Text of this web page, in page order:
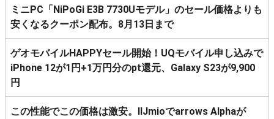
ミニPC「NiPoGi E3B 7730Uモデル」のセール価格よりも
安くなるクーポン配布。8月13日まで
ゲオモバイルHAPPYセール開始！UQモバイル申し込みで
iPhone 12が1円+1万円分のpt還元、Galaxy S23が9,900
円
この性能でこの価格は激安。IIJmioでarrows Alphaが